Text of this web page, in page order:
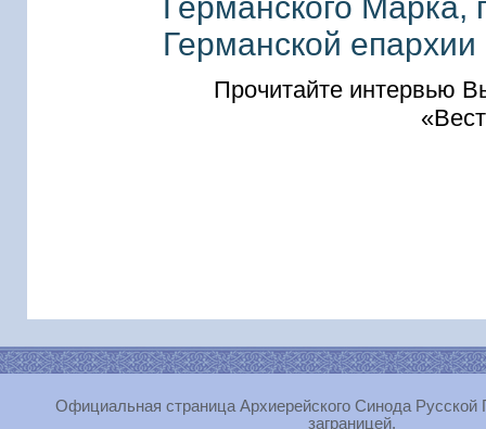
Германской епархии
Прочитайте интервью
Официальная страница Архиерейского Синода Русской
заграницей.